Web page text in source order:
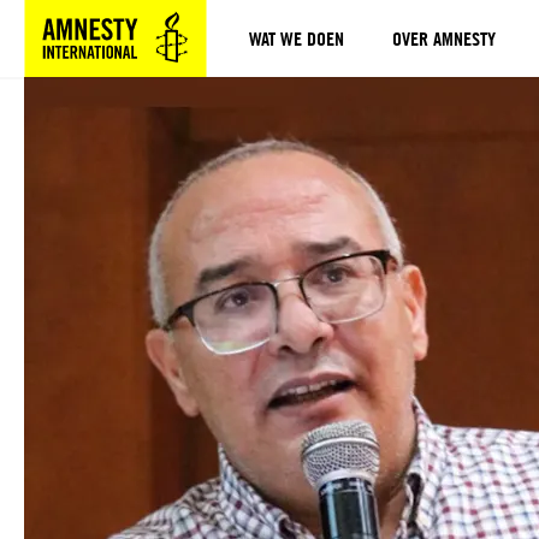
Sla navigatie over
WAT WE DOEN OVER AMNESTY